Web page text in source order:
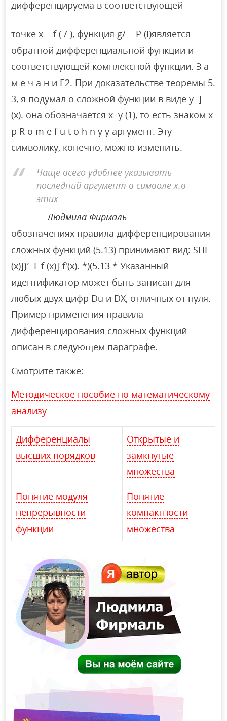
дифференцируема в соответствующей
точке x = f ( / ), функция g/==P (I)является
обратной дифференциальной функции и
соответствующей комплексной функции. З а
м е ч а н и Е2. При доказательстве теоремы 5.
3, я подумал о сложной функции в виде y=]
(x). она обозначается x=y (1), то есть знаком x
p R o m e f u t o h n y y аргумент. Эту
символику, конечно, можно изменить.
Чаще всего удобнее указывать
последний аргумент в символе x.в
этих
Людмила Фирмаль
обозначениях правила дифференцирования
сложных функций (5.13) принимают вид: SHF
(x)]}’=L f (x)]-f'(x). *)(5.13 * Указанный
идентификатор может быть записан для
любых двух цифр Du и DX, отличных от нуля.
Пример применения правила
дифференцирования сложных функций
описан в следующем параграфе.
Смотрите также:
Методическое пособие по математическому
анализу
Дифференциалы
высших порядков
Открытые и
замкнутые
множества
Понятие модуля
непрерывности
функции
Понятие
компактности
множества